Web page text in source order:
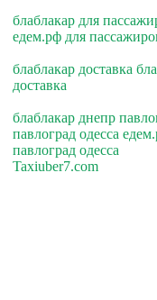
блаблакар для
едем.рф для
блаблакар доставка
доставка
блаблакар днепр
павлоград одесса
павлоград одесса
Taxiuber7.com